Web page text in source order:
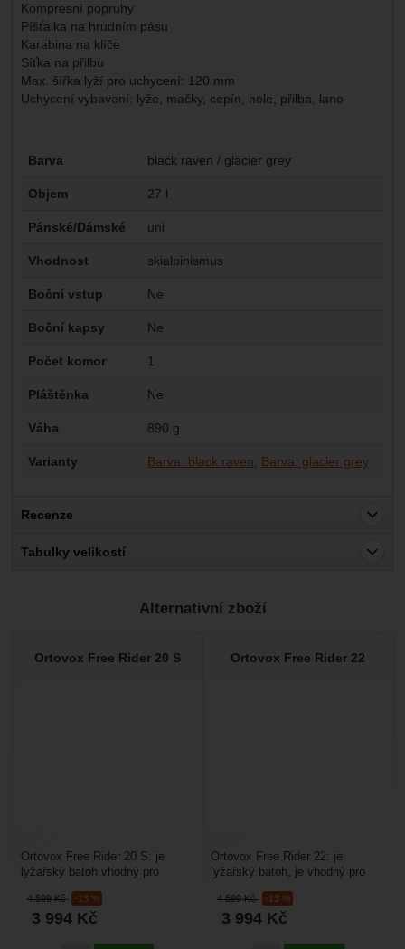
Kompresní popruhy
Píšťalka na hrudním pásu
Karabina na klíče
Síťka na přilbu
Max. šířka lyží pro uchycení: 120 mm
Uchycení vybavení: lyže, mačky, cepín, hole, přilba, lano
Parametry
Barva black raven / glacier grey
Objem 27 l
Pánské/Dámské uni
Vhodnost skialpinismus
Boční vstup Ne
Boční kapsy Ne
Počet komor 1
Pláštěnka Ne
Váha 890 g
Varianty Barva: black raven Barva: glacier grey
Recenze
Nebyla přidána žádná recenze.
Tabulky velikostí
Alternativní zboží
Ortovox Free Rider 20 S
4 599Kč -13 %
3 994 Kč
Ortovox Free Rider 20 S: je
lyžařský batoh vhodný pro
lyžování. Batoh je vhodný...
Ortovox Free Rider 22
4 599Kč -13 %
3 994 Kč
Ortovox Free Rider 22: je
lyžařský batoh, je vhodný pro
lyžování. Má objem...